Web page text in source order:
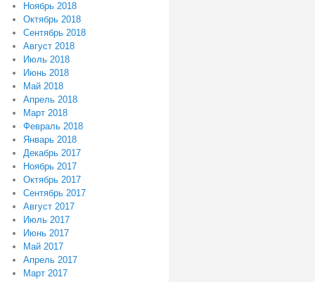
Ноябрь 2018
Октябрь 2018
Сентябрь 2018
Август 2018
Июль 2018
Июнь 2018
Май 2018
Апрель 2018
Март 2018
Февраль 2018
Январь 2018
Декабрь 2017
Ноябрь 2017
Октябрь 2017
Сентябрь 2017
Август 2017
Июль 2017
Июнь 2017
Май 2017
Апрель 2017
Март 2017